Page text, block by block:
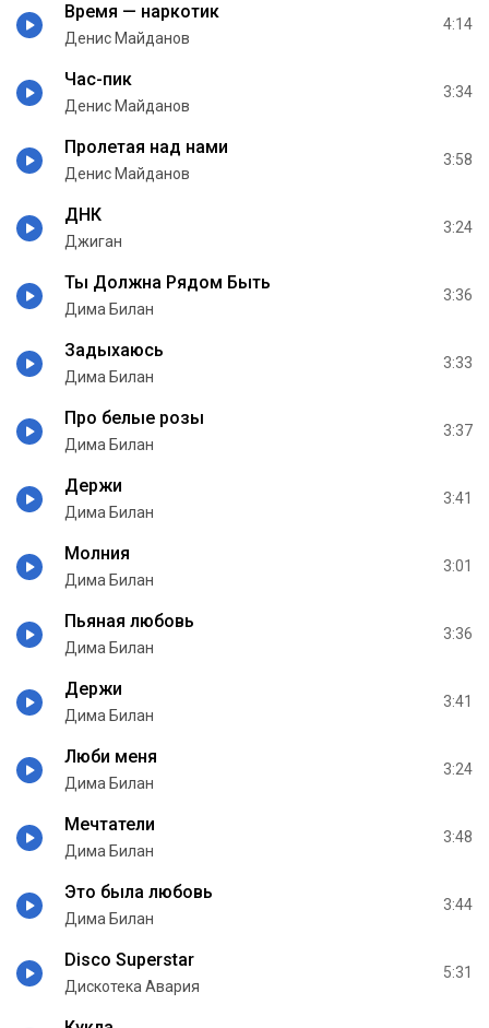
Время — наркотик
Денис Майданов
4:14
Час-пик
Денис Майданов
3:34
Пролетая над нами
Денис Майданов
3:58
ДНК
Джиган
3:24
Ты Должна Рядом Быть
Дима Билан
3:36
Задыхаюсь
Дима Билан
3:33
Про белые розы
Дима Билан
3:37
Держи
Дима Билан
3:41
Молния
Дима Билан
3:01
Пьяная любовь
Дима Билан
3:36
Держи
Дима Билан
3:41
Люби меня
Дима Билан
3:24
Мечтатели
Дима Билан
3:48
Это была любовь
Дима Билан
3:44
Disco Superstar
Дискотека Авария
5:31